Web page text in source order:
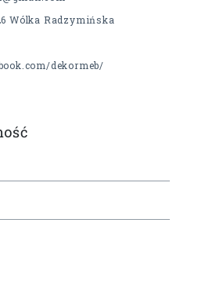
Wólka Radzymińska
dekormeb/